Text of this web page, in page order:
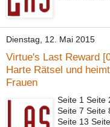
Dienstag, 12. Mai 2015
Virtue's Last Reward
Harte Rätsel und
Frauen
Seite 1 Seite
Seite 7 Seite
Seite 13